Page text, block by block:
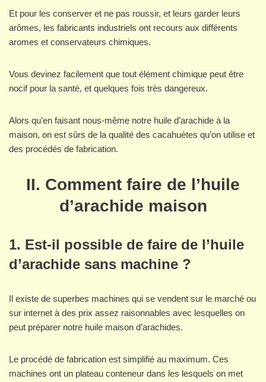
Et pour les conserver et ne pas roussir, et leurs garder leurs
arômes, les fabricants industriels ont recours aux différents
aromes et conservateurs chimiques.
Vous devinez facilement que tout élément chimique peut être
nocif pour la santé, et quelques fois très dangereux.
Alors qu’en faisant nous-même notre huile d’arachide à la
maison, on est sûrs de la qualité des cacahuètes qu’on utilise et
des procédés de fabrication.
II. Comment faire de l’huile
d’arachide maison
1. Est-il possible de faire de l’huile
d’arachide sans machine ?
Il existe de superbes machines qui se vendent sur le marché ou
sur internet à des prix assez raisonnables avec lesquelles on
peut préparer notre huile maison d’arachides.
Le procédé de fabrication est simplifié au maximum. Ces
machines ont un plateau conteneur dans les lesquels on met